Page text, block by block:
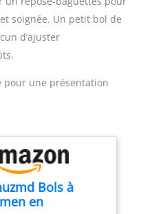
cuit) ; 1 tasse =
gr ou 180 ml de riz
INCLUS
vapeur, cuillère à
en contact avec
aliments sont
de BPA Utilisez
la bonne quantité
le poêle se mettre
le processus de
et tournez
vers le
soignée. Un petit bol de
d’ajuster
pour une présentation
Bols à
en